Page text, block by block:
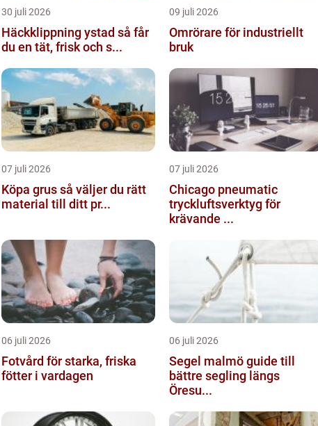
30 juli 2026
Häckklippning ystad så får
du en tät, frisk och s...
09 juli 2026
Omrörare för industriellt
bruk
07 juli 2026
Köpa grus så väljer du rätt
material till ditt pr...
07 juli 2026
Chicago pneumatic
tryckluftsverktyg för
krävande ...
06 juli 2026
Fotvård för starka, friska
fötter i vardagen
06 juli 2026
Segel malmö guide till
bättre segling längs
Öresu...